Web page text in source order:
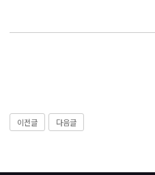
이전글 다음글
반응형/웹퍼블리셔/프론트엔드 웹개발자(웹
전산세무회계 자격취득과정[전산회계1급/전